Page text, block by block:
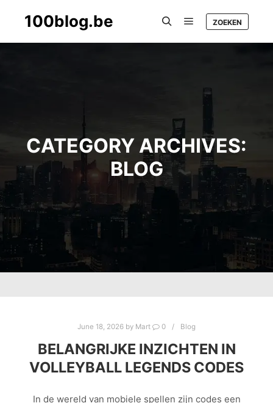
100blog.be ZOEKEN
CATEGORY ARCHIVES:
BLOG
June 18, 2026 by Mart 0 Blog
BELANGRIJKE INZICHTEN IN
VOLLEYBALL LEGENDS CODES
In de wereld van mobiele spellen zijn codes een